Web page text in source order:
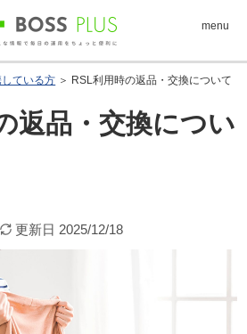
menu
ている方 ＞ RSL利用時の返品・交換について
返品・交換につい
更新日 2025/12/18